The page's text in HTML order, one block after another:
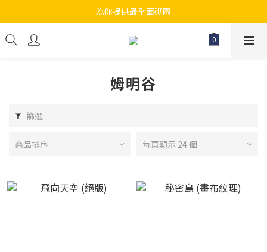
江帆天楊砌圖
為你提供最全面砌圖
無論大人小朋友都會搵到佢哋最鐘意既砌圖
姆明谷
篩選
商品排序 每頁顯示 24 個